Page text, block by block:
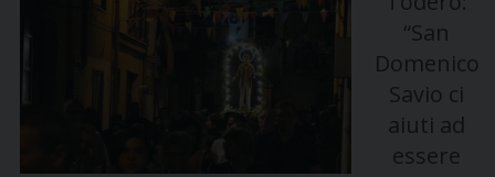
“San
Domenico
Savio ci
aiuti ad
essere